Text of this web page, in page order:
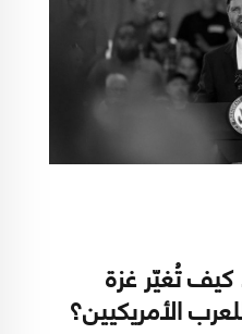
تُغيّر غزة
الأمريكيين؟